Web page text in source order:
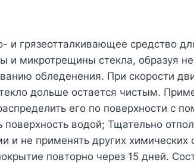
и грязеотталкивающее средство
и микротрещины стекла, образуя
обледенения. При скорости
дольше остается чистым.
его по поверхности с
поверхность водой; Тщательно
и не применять других
повторно через 15 дней.